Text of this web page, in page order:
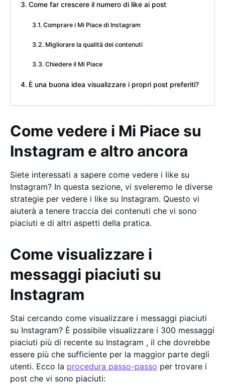
Come far crescere il numero di like ai post
Comprare i Mi Piace di Instagram
Migliorare la qualità dei contenuti
Chiedere il Mi Piace
È una buona idea visualizzare i propri post preferiti?
Come vedere i Mi Piace su
Instagram e altro ancora
Siete interessati a sapere come vedere i like su
Instagram? In questa sezione, vi sveleremo le diverse
strategie per vedere i like su Instagram. Questo vi
aiuterà a tenere traccia dei contenuti che vi sono
piaciuti e di altri aspetti della pratica.
Come visualizzare i
messaggi piaciuti su
Instagram
Stai cercando come visualizzare i messaggi piaciuti
su Instagram? È possibile visualizzare i 300 messaggi
piaciuti più di recente su Instagram , il che dovrebbe
essere più che sufficiente per la maggior parte degli
utenti. Ecco la procedura passo-passo per trovare i
post che vi sono piaciuti: